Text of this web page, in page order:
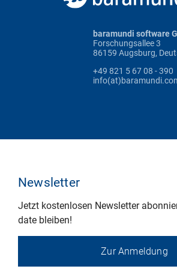
baramundi software
Forschungsallee 3
86159 Augsburg,
+49 821 5 67 08 - 390
Newsletter
Jetzt kostenlosen Newsletter
date bleiben!
Zur Anmeldung